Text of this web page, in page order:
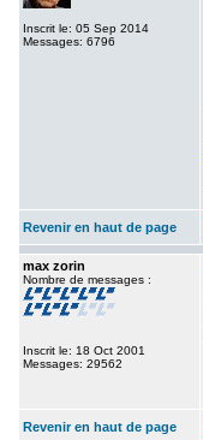
Inscrit le: 05 Sep 2014
Messages: 6796
Revenir en haut de page
max zorin
Nombre de messages :
Inscrit le: 18 Oct 2001
Messages: 29562
Revenir en haut de page